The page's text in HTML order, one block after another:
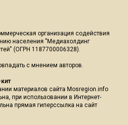
организация содействия
населения "Медиахолдинг
(ОГРН 1187700006328).
с мнением авторов.
материалов сайта Mosregion.info
при использовании в Интернет-
прямая гиперссылка на сайт